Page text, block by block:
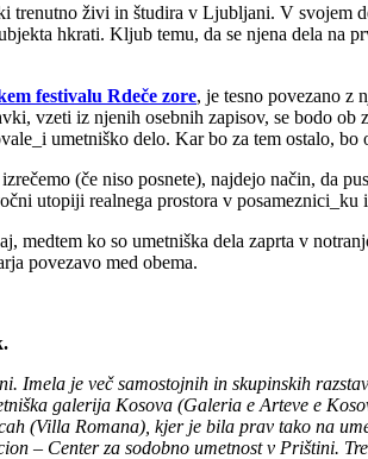
trenutno živi in študira v Ljubljani. V svojem
hkrati. Kljub temu, da se njena dela na
festivalu Rdeče zore, je tesno povezano z
vzeti iz njenih osebnih zapisov, se bodo
umetniško delo. Kar bo za tem ostalo,
(če niso posnete), najdejo način, da
utopiji realnega prostora v posameznici_ku
medtem ko so umetniška dela zaprta v
povezavo med obema.
je več samostojnih in skupinskih
galerija Kosova (Galeria e Arteve e
(Villa Romana), kjer je bila prav tako na
– Center za sodobno umetnost v Prištini.